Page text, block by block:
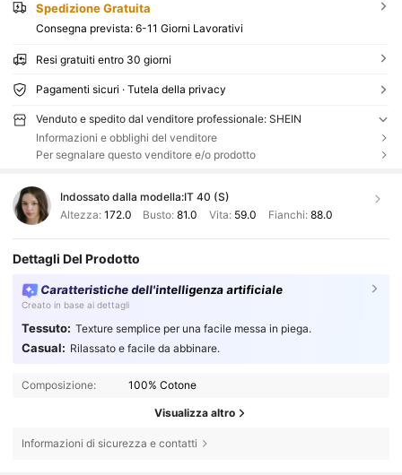
Spedizione Gratuita
Consegna prevista: 6-11 Giorni Lavorativi
Resi gratuiti entro 30 giorni
Pagamenti sicuri · Tutela della privacy
Venduto e spedito dal venditore professionale: SHEIN
Informazioni e obblighi del venditore
Per segnalare questo venditore e/o prodotto
Indossato dalla modella:IT 40 (S)
Altezza: 172.0 Busto:81.0 Vita: 59.0 Fianchi: 88.0
Dettagli Del Prodotto
Caratteristiche dell'intelligenza artificiale
Creato in base ai dettagli
Tessuto: Texture semplice per una facile messa in piega.
Casual: Rilassato e facile da abbinare.
Composizione: 100% Cotone
Visualizza altro
Informazioni di sicurezza e contatti